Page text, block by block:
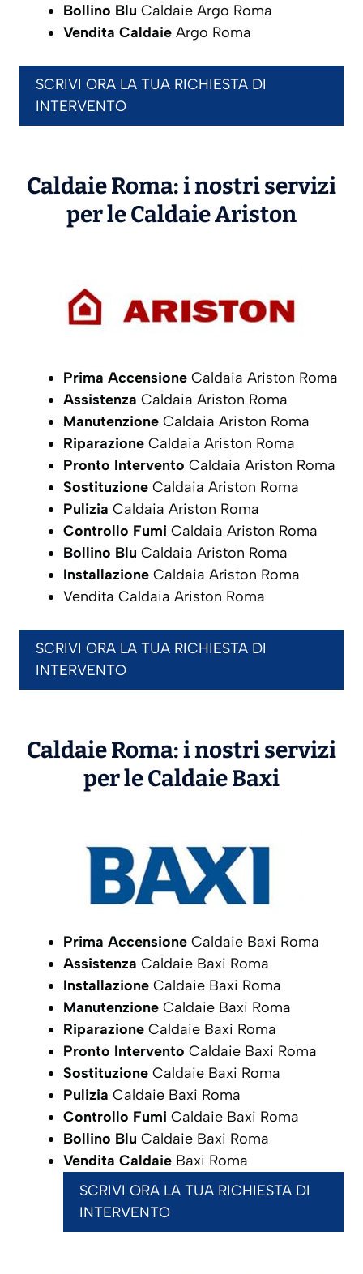
Bollino Blu Caldaie Argo Roma
Vendita Caldaie Argo Roma
SCRIVI ORA LA TUA RICHIESTA DI
INTERVENTO
Caldaie Roma: i nostri servizi
per le CaldaieAriston
Prima Accensione Caldaia Ariston Roma
Assistenza Caldaia Ariston Roma
Manutenzione Caldaia Ariston Roma
Riparazione Caldaia Ariston Roma
Pronto Intervento Caldaia Ariston Roma
Sostituzione Caldaia Ariston Roma
Pulizia Caldaia Ariston Roma
Controllo Fumi Caldaia Ariston Roma
Bollino Blu Caldaia Ariston Roma
Installazione Caldaia Ariston Roma
Vendita Caldaia Ariston Roma
SCRIVI ORA LA TUA RICHIESTA DI
INTERVENTO
Caldaie Roma: i nostri servizi
per le CaldaieBaxi
Prima Accensione Caldaie Baxi Roma
Assistenza Caldaie Baxi Roma
Installazione Caldaie Baxi Roma
Manutenzione Caldaie Baxi Roma
Riparazione Caldaie Baxi Roma
Pronto Intervento Caldaie Baxi Roma
Sostituzione Caldaie Baxi Roma
Pulizia Caldaie Baxi Roma
Controllo Fumi Caldaie Baxi Roma
Bollino Blu Caldaie Baxi Roma
Vendita Caldaie Baxi Roma
SCRIVI ORA LA TUA RICHIESTA DI
INTERVENTO